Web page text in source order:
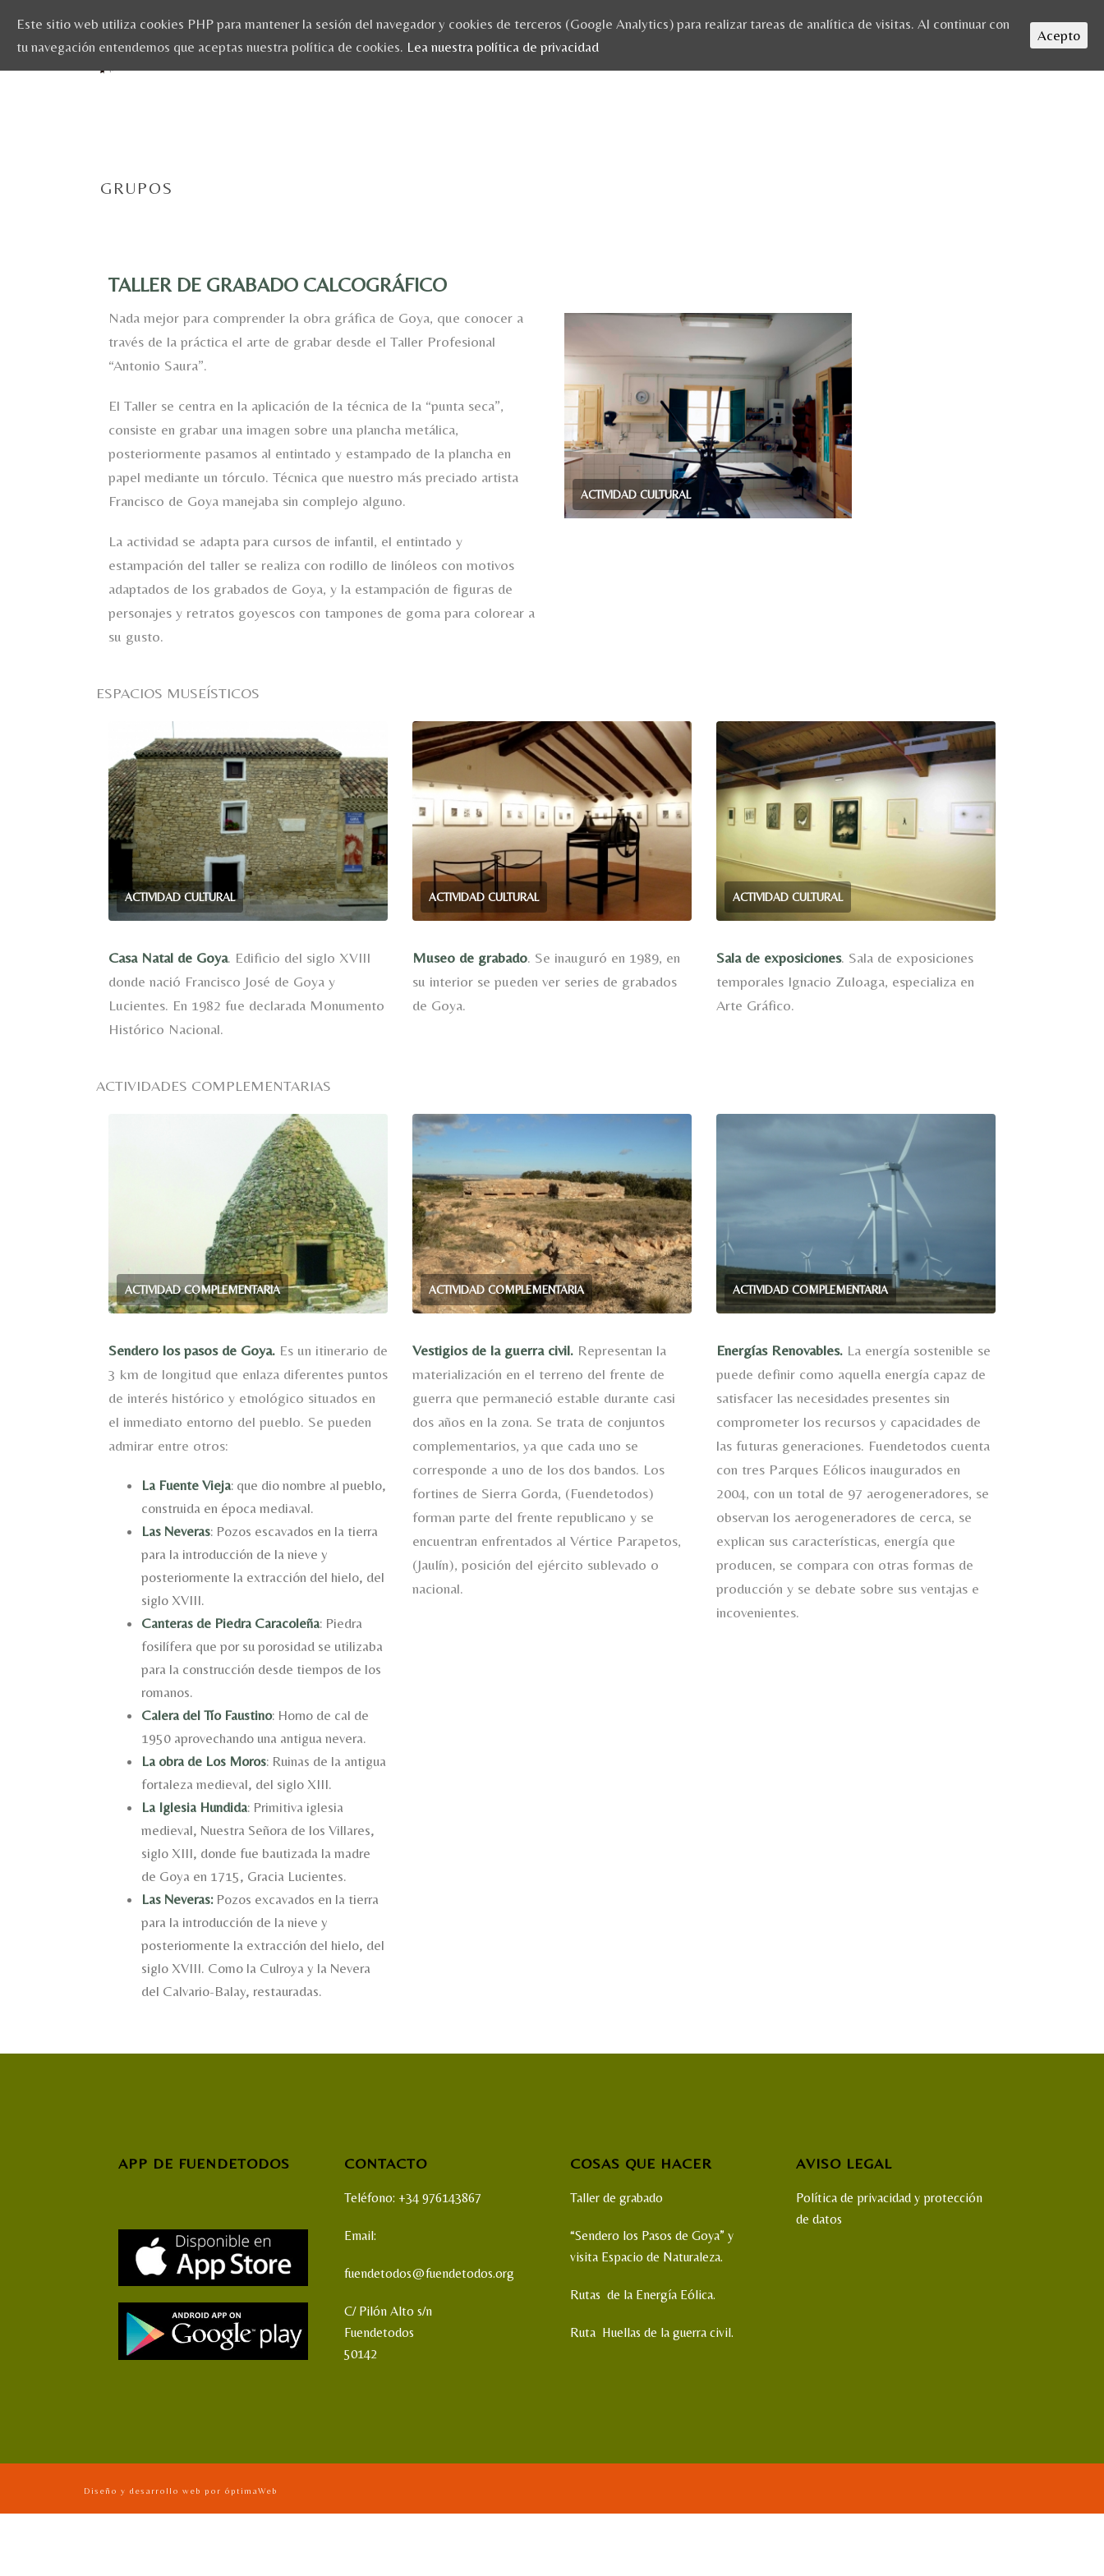
GRUPOS
TALLER DE GRABADO CALCOGRÁFICO
Nada mejor para comprender la obra gráfica de Goya, que conocer a
través de la práctica el arte de grabar desde el Taller Profesional
“Antonio Saura”.
El Taller se centra en la aplicación de la técnica de la “punta seca”,
consiste en grabar una imagen sobre una plancha metálica,
posteriormente pasamos al entintado y estampado de la plancha en
papel mediante un tórculo. Técnica que nuestro más preciado artista
Francisco de Goya manejaba sin complejo alguno.
La actividad se adapta para cursos de infantil, el entintado y
estampación del taller se realiza con rodillo de linóleos con motivos
adaptados de los grabados de Goya, y la estampación de figuras de
personajes y retratos goyescos con tampones de goma para colorear a
su gusto.
ACTIVIDAD CULTURAL
ESPACIOS MUSEÍSTICOS
ACTIVIDAD CULTURAL
Casa Natal de Goya. Edificio del siglo XVIII
donde nació Francisco José de Goya y
Lucientes. En 1982 fue declarada Monumento
Histórico Nacional.
ACTIVIDAD CULTURAL
Museo de grabado. Se inauguró en 1989, en
su interior se pueden ver series de grabados
de Goya.
ACTIVIDAD CULTURAL
Sala de exposiciones. Sala de exposiciones
temporales Ignacio Zuloaga, especializa en
Arte Gráfico.
ACTIVIDADES COMPLEMENTARIAS
ACTIVIDAD COMPLEMENTARIA
Sendero los pasos de Goya. Es un itinerario de
3 km de longitud que enlaza diferentes puntos
de interés histórico y etnológico situados en
el inmediato entorno del pueblo. Se pueden
admirar entre otros:
La Fuente Vieja: que dio nombre al pueblo,
construida en época mediaval.
Las Neveras: Pozos escavados en la tierra
para la introducción de la nieve y
posteriormente la extracción del hielo, del
siglo XVIII.
Canteras de Piedra Caracoleña: Piedra
fosilífera que por su porosidad se utilizaba
para la construcción desde tiempos de los
romanos.
Calera del Tío Faustino: Horno de cal de
1950 aprovechando una antigua nevera.
La obra de Los Moros: Ruinas de la antigua
fortaleza medieval, del siglo XIII.
La Iglesia Hundida: Primitiva iglesia
medieval, Nuestra Señora de los Villares,
siglo XIII, donde fue bautizada la madre
de Goya en 1715, Gracia Lucientes.
Las Neveras:Pozos excavados en la tierra
para la introducción de la nieve y
posteriormente la extracción del hielo, del
siglo XVIII. Como la Culroya y la Nevera
del Calvario-Balay, restauradas.
ACTIVIDAD COMPLEMENTARIA
Vestigios de la guerra civil. Representan la
materialización en el terreno del frente de
guerra que permaneció estable durante casi
dos años en la zona. Se trata de conjuntos
complementarios, ya que cada uno se
corresponde a uno de los dos bandos. Los
fortines de Sierra Gorda, (Fuendetodos)
forman parte del frente republicano y se
encuentran enfrentados al Vértice Parapetos,
(Jaulín), posición del ejército sublevado o
nacional.
ACTIVIDAD COMPLEMENTARIA
Energías Renovables. La energía sostenible se
puede definir como aquella energía capaz de
satisfacer las necesidades presentes sin
comprometer los recursos y capacidades de
las futuras generaciones. Fuendetodos cuenta
con tres Parques Eólicos inaugurados en
2004, con un total de 97 aerogeneradores, se
observan los aerogeneradores de cerca, se
explican sus características, energía que
producen, se compara con otras formas de
producción y se debate sobre sus ventajas e
incovenientes.
APP DE FUENDETODOS CONTACTO
Teléfono: +34 976143867
Email:
fuendetodos@fuendetodos.org
C/ Pilón Alto s/n
Fuendetodos
50142
COSAS QUE HACER
Taller de grabado
“Sendero los Pasos de Goya” y
visita Espacio de Naturaleza.
Rutas de la Energía Eólica.
Ruta Huellas de la guerra civil.
AVISO LEGAL
Política de privacidad y protección
de datos
Diseño y desarrollo web por óptimaWeb
Este sitio web utiliza cookies PHP para mantener la sesión del navegador y cookies de terceros (Google Analytics) para realizar tareas de analítica de visitas. Al continuar con
tu navegación entendemos que aceptas nuestra política de cookies. Lea nuestra política de privacidad
Acepto